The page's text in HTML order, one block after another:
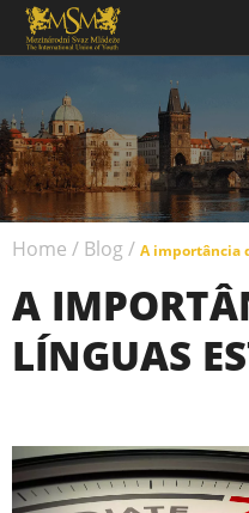
Home / Blog / A importância
A
LÍNGUAS